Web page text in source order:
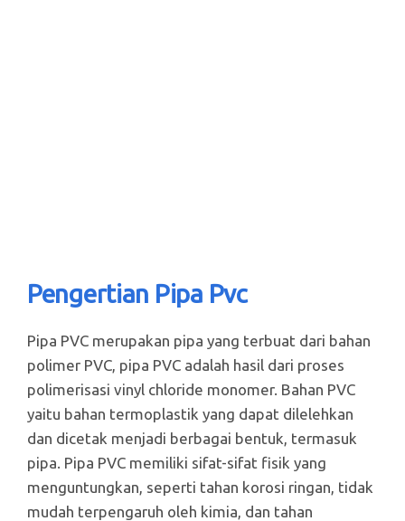
Pengertian Pipa Pvc
Pipa PVC merupakan pipa yang terbuat dari bahan
polimer PVC, pipa PVC adalah hasil dari proses
polimerisasi vinyl chloride monomer. Bahan PVC
yaitu bahan termoplastik yang dapat dilelehkan
dan dicetak menjadi berbagai bentuk, termasuk
pipa. Pipa PVC memiliki sifat-sifat fisik yang
menguntungkan, seperti tahan korosi ringan, tidak
mudah terpengaruh oleh kimia, dan tahan